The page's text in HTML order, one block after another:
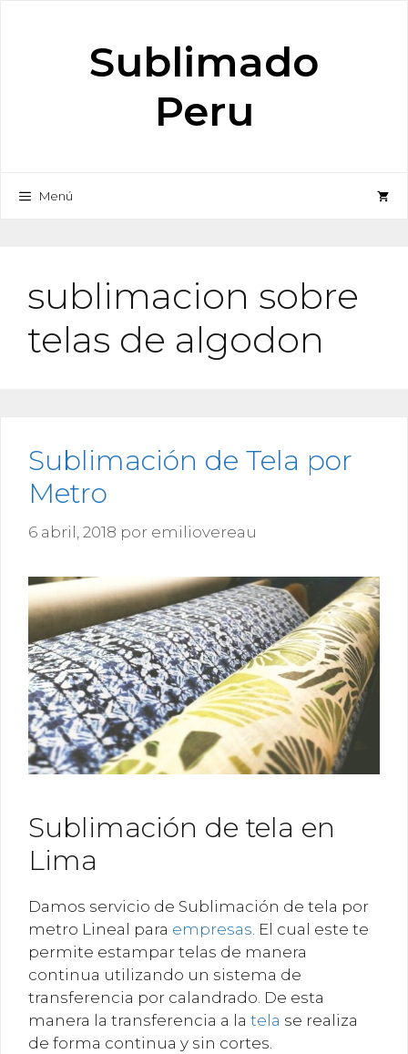
Sublimado
Peru
Menú
sublimacion sobre
telas de algodon
Sublimación de Tela por
Metro
6 abril, 2018 por emiliovereau
Sublimación de tela en
Lima
Damos servicio de Sublimación de tela por
metro Lineal para empresas . El cual este te
permite estampar telas de manera
continua utilizando un sistema de
transferencia por calandrado. De esta
manera la transferencia a la tela se realiza
de forma continua y sin cortes.